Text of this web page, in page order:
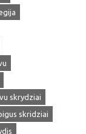
skrydziai
skridziai